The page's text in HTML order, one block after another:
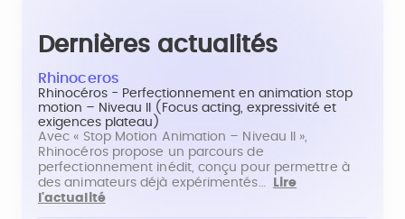
Dernières actualités
Rhinoceros
Rhinocéros - Perfectionnement en animation stop
motion – Niveau II (Focus acting, expressivité et
exigences plateau)
Avec « Stop Motion Animation – Niveau II »,
Rhinocéros propose un parcours de
perfectionnement inédit, conçu pour permettre à
des animateurs déjà expérimentés…
Lire
l'actualité